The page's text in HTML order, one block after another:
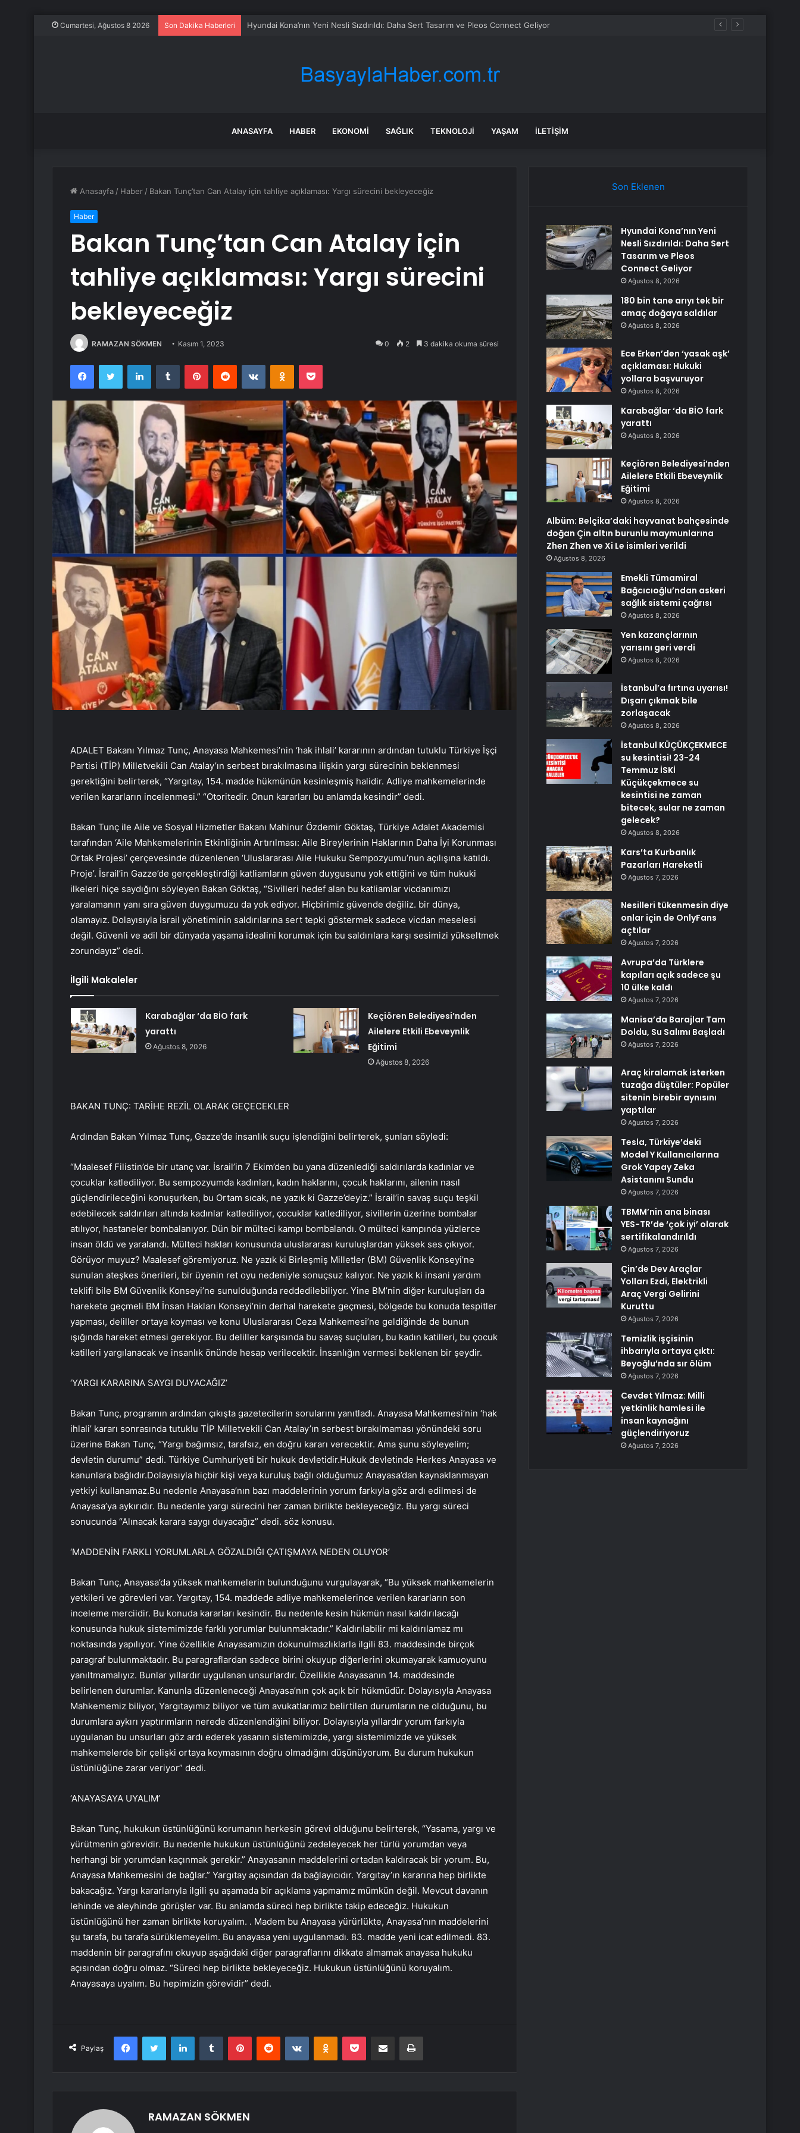
Cumartesi, Ağustos 8 2026 Son Dakika Haberleri 180 bin tane arıyı tek bir amaç doğaya saldılar
ANASAYFA HABER EKONOMI SAĞLIK TEKNOLOJI YAŞAM İLETIŞIM
Anasayfa / Haber / Bakan Tunç’tan Can Atalay için tahliye açıklaması: Yargı sürecini bekleyeceğiz
Haber
Bakan Tunç’tan Can Atalay için
tahliye açıklaması: Yargı sürecini
bekleyeceğiz
RAMAZAN SÖKMEN Kasım 1, 2023 0 2 3 dakika okuma süresi
FacebookTwitter LinkedInTumblr PinterestReddit VKontakteOdnoklassniki
Pocket
ADALET Bakanı Yılmaz Tunç, Anayasa Mahkemesi’nin ‘hak ihlali’ kararının ardından tutuklu Türkiye İşçi
Partisi (TİP) Milletvekili Can Atalay’ın serbest bırakılmasına ilişkin yargı sürecinin beklenmesi
gerektiğini belirterek, “Yargıtay, 154. madde hükmünün kesinleşmiş halidir. Adliye mahkemelerinde
verilen kararların incelenmesi.” “Otoritedir. Onun kararları bu anlamda kesindir” dedi.
Bakan Tunç ile Aile ve Sosyal Hizmetler Bakanı Mahinur Özdemir Göktaş, Türkiye Adalet Akademisi
tarafından ‘Aile Mahkemelerinin Etkinliğinin Artırılması: Aile Bireylerinin Haklarının Daha İyi Korunması
Ortak Projesi’ çerçevesinde düzenlenen ‘Uluslararası Aile Hukuku Sempozyumu’nun açılışına katıldı.
Proje’. İsrail’in Gazze’de gerçekleştirdiği katliamların güven duygusunu yok ettiğini ve tüm hukuki
ilkeleri hiçe saydığını söyleyen Bakan Göktaş, “Sivilleri hedef alan bu katliamlar vicdanımızı
yaralamanın yanı sıra güven duygumuzu da yok ediyor. Hiçbirimiz güvende değiliz. bir dünya,
olamayız. Dolayısıyla İsrail yönetiminin saldırılarına sert tepki göstermek sadece vicdan meselesi
değil. Güvenli ve adil bir dünyada yaşama idealini korumak için bu saldırılara karşı sesimizi yükseltmek
zorundayız” dedi.
İlgili Makaleler
Karabağlar ‘da BİO fark
yarattı
Ağustos 8, 2026
Keçiören Belediyesi’nden
Ailelere Etkili Ebeveynlik
Eğitimi
Ağustos 8, 2026
BAKAN TUNÇ: TARİHE REZİL OLARAK GEÇECEKLER
Ardından Bakan Yılmaz Tunç, Gazze’de insanlık suçu işlendiğini belirterek, şunları söyledi:
“Maalesef Filistin’de bir utanç var. İsrail’in 7 Ekim’den bu yana düzenlediği saldırılarda kadınlar ve
çocuklar katlediliyor. Bu sempozyumda kadınları, kadın haklarını, çocuk haklarını, ailenin nasıl
güçlendirileceğini konuşurken, bu Ortam sıcak, ne yazık ki Gazze’deyiz.” İsrail’in savaş suçu teşkil
edebilecek saldırıları altında kadınlar katlediliyor, çocuklar katlediliyor, sivillerin üzerine bombalar
atılıyor, hastaneler bombalanıyor. Dün bir mülteci kampı bombalandı. O mülteci kampında yüzlerce
insan öldü ve yaralandı. Mülteci hakları konusunda uluslararası kuruluşlardan yüksek ses çıkıyor.
Görüyor muyuz? Maalesef göremiyoruz. Ne yazık ki Birleşmiş Milletler (BM) Güvenlik Konseyi’ne
sunulan ateşkes önerileri, bir üyenin ret oyu nedeniyle sonuçsuz kalıyor. Ne yazık ki insani yardım
teklifi bile BM Güvenlik Konseyi’ne sunulduğunda reddedilebiliyor. Yine BM’nin diğer kuruluşları da
harekete geçmeli BM İnsan Hakları Konseyi’nin derhal harekete geçmesi, bölgede bu konuda tespitler
yapması, deliller ortaya koyması ve konu Uluslararası Ceza Mahkemesi’ne geldiğinde de bunun
ışığında hareket etmesi gerekiyor. Bu deliller karşısında bu savaş suçluları, bu kadın katilleri, bu çocuk
katilleri yargılanacak ve insanlık önünde hesap verilecektir. İnsanlığın vermesi beklenen bir şeydir.
‘YARGI KARARINA SAYGI DUYACAĞIZ’
Bakan Tunç, programın ardından çıkışta gazetecilerin sorularını yanıtladı. Anayasa Mahkemesi’nin ‘hak
ihlali’ kararı sonrasında tutuklu TİP Milletvekili Can Atalay’ın serbest bırakılmaması yönündeki soru
üzerine Bakan Tunç, “Yargı bağımsız, tarafsız, en doğru kararı verecektir. Ama şunu söyleyelim;
devletin durumu” dedi. Türkiye Cumhuriyeti bir hukuk devletidir.Hukuk devletinde Herkes Anayasa ve
kanunlara bağlıdır.Dolayısıyla hiçbir kişi veya kuruluş bağlı olduğumuz Anayasa’dan kaynaklanmayan
yetkiyi kullanamaz.Bu nedenle Anayasa’nın bazı maddelerinin yorum farkıyla göz ardı edilmesi de
Anayasa’ya aykırıdır. Bu nedenle yargı sürecini her zaman birlikte bekleyeceğiz. Bu yargı süreci
sonucunda “Alınacak karara saygı duyacağız” dedi. söz konusu.
‘MADDENİN FARKLI YORUMLARLA GÖZALDIĞI ÇATIŞMAYA NEDEN OLUYOR’
Bakan Tunç, Anayasa’da yüksek mahkemelerin bulunduğunu vurgulayarak, “Bu yüksek mahkemelerin
yetkileri ve görevleri var. Yargıtay, 154. maddede adliye mahkemelerince verilen kararların son
inceleme merciidir. Bu konuda kararları kesindir. Bu nedenle kesin hükmün nasıl kaldırılacağı
konusunda hukuk sistemimizde farklı yorumlar bulunmaktadır.” Kaldırılabilir mi kaldırılamaz mı
noktasında yapılıyor. Yine özellikle Anayasamızın dokunulmazlıklarla ilgili 83. maddesinde birçok
paragraf bulunmaktadır. Bu paragraflardan sadece birini okuyup diğerlerini okumayarak kamuoyunu
yanıltmamalıyız. Bunlar yıllardır uygulanan unsurlardır. Özellikle Anayasanın 14. maddesinde
belirlenen durumlar. Kanunla düzenleneceği Anayasa’nın çok açık bir hükmüdür. Dolayısıyla Anayasa
Mahkememiz biliyor, Yargıtayımız biliyor ve tüm avukatlarımız belirtilen durumların ne olduğunu, bu
durumlara aykırı yaptırımların nerede düzenlendiğini biliyor. Dolayısıyla yıllardır yorum farkıyla
uygulanan bu unsurları göz ardı ederek yasanın sistemimizde, yargı sistemimizde ve yüksek
mahkemelerde bir çelişki ortaya koymasının doğru olmadığını düşünüyorum. Bu durum hukukun
üstünlüğüne zarar veriyor” dedi.
‘ANAYASAYA UYALIM’
Bakan Tunç, hukukun üstünlüğünü korumanın herkesin görevi olduğunu belirterek, “Yasama, yargı ve
yürütmenin görevidir. Bu nedenle hukukun üstünlüğünü zedeleyecek her türlü yorumdan veya
herhangi bir yorumdan kaçınmak gerekir.” Anayasanın maddelerini ortadan kaldıracak bir yorum. Bu,
Anayasa Mahkemesini de bağlar.” Yargıtay açısından da bağlayıcıdır. Yargıtay’ın kararına hep birlikte
bakacağız. Yargı kararlarıyla ilgili şu aşamada bir açıklama yapmamız mümkün değil. Mevcut davanın
lehinde ve aleyhinde görüşler var. Bu anlamda süreci hep birlikte takip edeceğiz. Hukukun
üstünlüğünü her zaman birlikte koruyalım. . Madem bu Anayasa yürürlükte, Anayasa’nın maddelerini
şu tarafa, bu tarafa sürüklemeyelim. Bu anayasa yeni uygulanmadı. 83. madde yeni icat edilmedi. 83.
maddenin bir paragrafını okuyup aşağıdaki diğer paragraflarını dikkate almamak anayasa hukuku
açısından doğru olmaz. “Süreci hep birlikte bekleyeceğiz. Hukukun üstünlüğünü koruyalım.
Anayasaya uyalım. Bu hepimizin görevidir” dedi.
Paylaş
FacebookTwitter LinkedInTumblr PinterestReddit VKontakteOdnoklassniki
Pocket E-Posta ile paylaş Yazdır
RAMAZAN SÖKMEN
Son Eklenen
Hyundai Kona’nın Yeni
Nesli Sızdırıldı: Daha Sert
Tasarım ve Pleos
Connect Geliyor
Ağustos 8, 2026
180 bin tane arıyı tek bir
amaç doğaya saldılar
Ağustos 8, 2026
Ece Erken’den ‘yasak aşk’
açıklaması: Hukuki
yollara başvuruyor
Ağustos 8, 2026
Karabağlar ‘da BİO fark
yarattı
Ağustos 8, 2026
Keçiören Belediyesi’nden
Ailelere Etkili Ebeveynlik
Eğitimi
Ağustos 8, 2026
Albüm: Belçika’daki hayvanat bahçesinde
doğan Çin altın burunlu maymunlarına
Zhen Zhen ve Xi Le isimleri verildi
Ağustos 8, 2026
Emekli Tümamiral
Bağcıcıoğlu’ndan askeri
sağlık sistemi çağrısı
Ağustos 8, 2026
Yen kazançlarının
yarısını geri verdi
Ağustos 8, 2026
İstanbul’a fırtına uyarısı!
Dışarı çıkmak bile
zorlaşacak
Ağustos 8, 2026
İstanbul KÜÇÜKÇEKMECE
su kesintisi! 23-24
Temmuz İSKİ
Küçükçekmece su
kesintisi ne zaman
bitecek, sular ne zaman
gelecek?
Ağustos 8, 2026
Kars’ta Kurbanlık
Pazarları Hareketli
Ağustos 7, 2026
Nesilleri tükenmesin diye
onlar için de OnlyFans
açtılar
Ağustos 7, 2026
Avrupa’da Türklere
kapıları açık sadece şu
10 ülke kaldı
Ağustos 7, 2026
Manisa’da Barajlar Tam
Doldu, Su Salımı Başladı
Ağustos 7, 2026
Araç kiralamak isterken
tuzağa düştüler: Popüler
sitenin birebir aynısını
yaptılar
Ağustos 7, 2026
Tesla, Türkiye’deki
Model Y Kullanıcılarına
Grok Yapay Zeka
Asistanını Sundu
Ağustos 7, 2026
TBMM’nin ana binası
YES-TR’de ‘çok iyi’ olarak
sertifikalandırıldı
Ağustos 7, 2026
Çin’de Dev Araçlar
Yolları Ezdi, Elektrikli
Araç Vergi Gelirini
Kuruttu
Ağustos 7, 2026
Temizlik işçisinin
ihbarıyla ortaya çıktı:
Beyoğlu’nda sır ölüm
Ağustos 7, 2026
Cevdet Yılmaz: Milli
yetkinlik hamlesi ile
insan kaynağını
güçlendiriyoruz
Ağustos 7, 2026